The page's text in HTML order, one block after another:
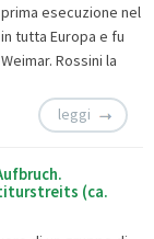
esecuzione nel
tutta Europa e fu
Rossini la
leggi
(ca.